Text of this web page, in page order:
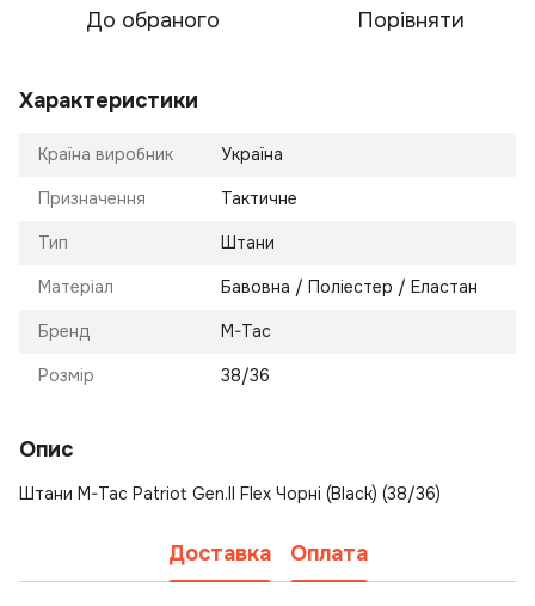
До обраного Порівняти
Характеристики
Країна виробник Україна
Призначення Тактичне
Тип Штани
Матеріал Бавовна / Поліестер / Еластан
Бренд M-Tac
Розмір 38/36
Опис
Штани M-Tac Patriot Gen.II Flex Чорні (Black) (38/36)
Доставка Оплата